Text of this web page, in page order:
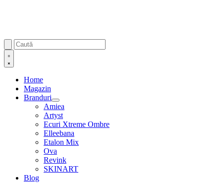
Home
Magazin
Branduri
Amiea
Artyst
Ecuri Xtreme Ombre
Elleebana
Etalon Mix
Ova
Revink
SKINART
Blog